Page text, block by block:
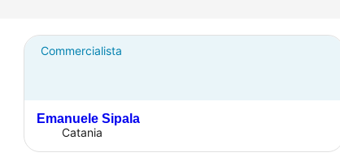
Commercialista
Emanuele Sipala
Catania